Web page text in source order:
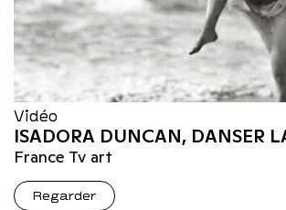
Vidéo
ISADORA DUNCAN, DANSER
France Tv art
Regarder